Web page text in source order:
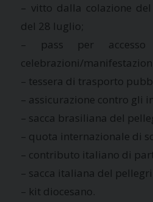
– vitto dalla colazione
del 28 luglio;
– pass per
celebrazioni/
– tessera di trasporto
– assicurazione contro gli
– sacca brasiliana del
– quota internazionale di
– contributo italiano di
– sacca italiana del
– kit diocesano.